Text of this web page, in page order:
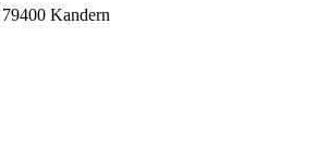
79400 Kandern